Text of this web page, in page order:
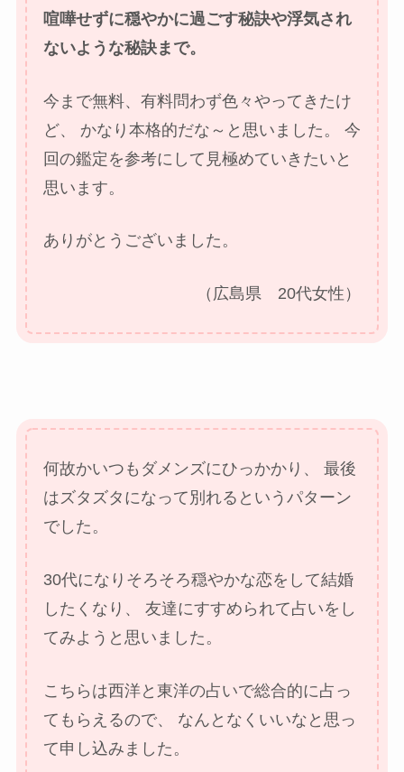
喧嘩せずに穏やかに過ごす秘訣や浮気され
ないような秘訣まで。
今まで無料、有料問わず色々やってきたけ
ど、
かなり本格的だな～と思いました。
今
回の鑑定を参考にして見極めていきたいと
思います。
ありがとうございました。
（広島県 20代女性）
何故かいつもダメンズにひっかかり、
最後
はズタズタになって別れるというパターン
でした。
30代になりそろそろ穏やかな恋をして結婚
したくなり、
友達にすすめられて占いをし
てみようと思いました。
こちらは西洋と東洋の占いで総合的に占っ
てもらえるので、
なんとなくいいなと思っ
て申し込みました。